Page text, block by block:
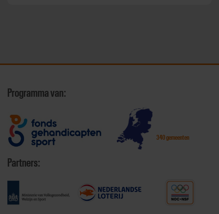
Programma van:
340 gemeenten
Partners: